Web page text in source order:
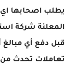
يطلب اصحابها اي
المعلنة شركة
قبل دفع أي
تعاملات تحدث من